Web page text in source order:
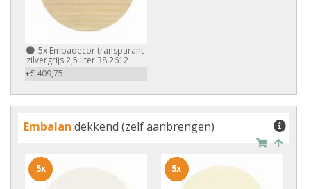
5x Embadecor transparant
zilvergrijs 2,5 liter 38.2612
+€ 409,75
Embalan dekkend (zelf aanbrengen)
5x 5x